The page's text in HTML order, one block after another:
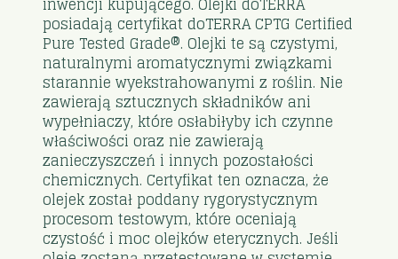
posiadają certyfikat doTERRA CPTG Certified
Pure Tested Grade®. Olejki te są czystymi,
naturalnymi aromatycznymi związkami
starannie wyekstrahowanymi z roślin. Nie
zawierają sztucznych składników ani
wypełniaczy, które osłabiłyby ich czynne
właściwości oraz nie zawierają
zanieczyszczeń i innych pozostałości
chemicznych. Certyfikat ten oznacza, że
olejek został poddany rygorystycznym
procesom testowym, które oceniają
czystość i moc olejków eterycznych. Jeśli